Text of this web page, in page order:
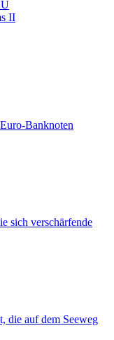
II
Banknoten
sich verschärfende
die auf dem Seeweg